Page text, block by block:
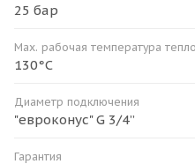
25 бар
Мax. рабочая температура
130°С
Диаметр подключения
"евроконус" G 3/4”
Гарантия